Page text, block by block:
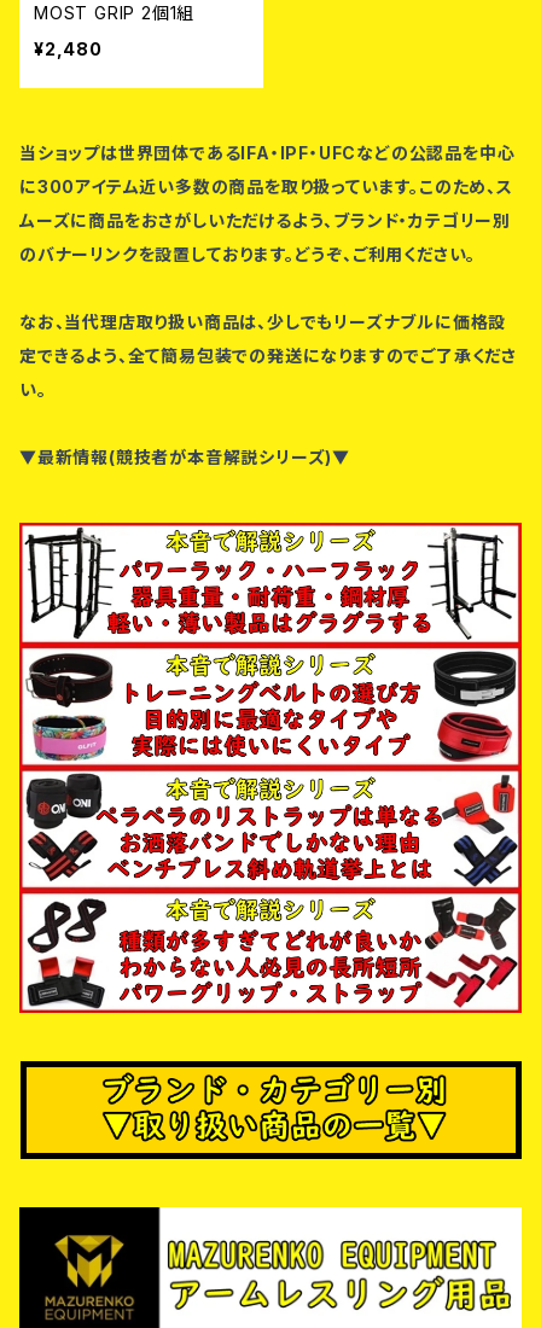
MOST GRIP 2個1組
¥2,480
当ショップは世界団体であるIFA・IPF・UFCなどの公認品を中心
に300アイテム近い多数の商品を取り扱っています。このため、ス
ムーズに商品をおさがしいただけるよう、ブランド・カテゴリー別
のバナーリンクを設置しております。どうぞ、ご利用ください。
なお、当代理店取り扱い商品は、少しでもリーズナブルに価格設
定できるよう、全て簡易包装での発送になりますのでご了承くださ
い。
▼最新情報(競技者が本音解説シリーズ)▼